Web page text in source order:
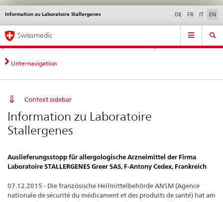
Direct
navigation:
news,
legal
contact
News &
standards
Contact | Support &
Help
Information zu Laboratoire Stallergenes
Languages DE FR IT EN
Service
Main
Navigation
Swissmedic
Unternavigation
Context sidebar
Information zu Laboratoire
Stallergenes
Auslieferungsstopp für allergologische Arzneimittel der Firma
Laboratoire STALLERGENES Greer SAS, F-Antony Cedex, Frankreich
07.12.2015 - Die französische Heilmittelbehörde ANSM (Agence
nationale de sécurité du médicament et des produits de santé) hat am